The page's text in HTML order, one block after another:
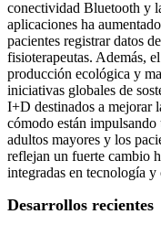
conectividad Bluetooth y
aplicaciones ha
pacientes registrar datos
fisioterapeutas. Además,
producción ecológica y
iniciativas globales de
I+D destinados a mejorar
cómodo están
adultos mayores y los
reflejan un fuerte cambio
integradas en tecnología y
Desarrollos recientes